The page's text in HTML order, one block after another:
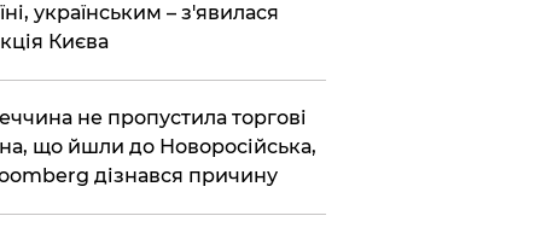
українським – з'явилася
Києва
не пропустила торгові
що йшли до Новоросійська,
дізнався причину